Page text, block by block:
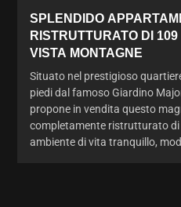
SPLENDIDO
RISTRUTTURATO DI
VISTA MONTAGNE
Situato nel prestigioso
piedi dal famoso Giardino
propone in vendita questo
completamente ristrutturato di
ambiente di vita tranquillo,